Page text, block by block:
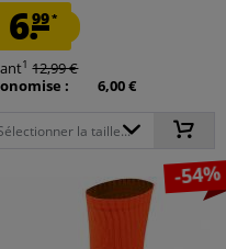
6.99*
1 12,99 €
:
6,00 €
la taille...
-54%